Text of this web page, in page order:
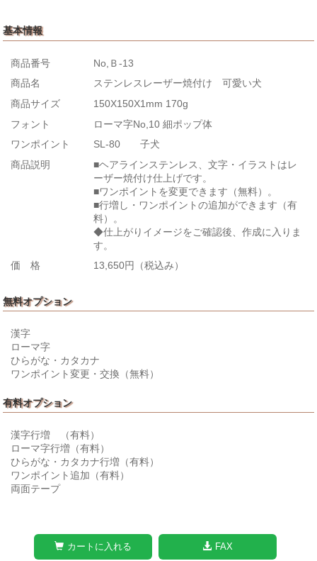
基本情報
商品番号
No,Ｂ-13
商品名
ステンレスレーザー焼付け 可愛い犬
商品サイズ
150X150X1mm 170g
フォント
ローマ字No,10 細ポップ体
ワンポイント
SL-80 子犬
商品説明
■ヘアラインステンレス、文字・イラストはレ
ーザー焼付け仕上げです。
■ワンポイントを変更できます（無料）。
■行増し・ワンポイントの追加ができます（有
料）。
◆仕上がりイメージをご確認後、作成に入りま
す。
価 格
13,650円（税込み）
無料オプション
漢字
ローマ字
ひらがな・カタカナ
ワンポイント変更・交換（無料）
有料オプション
漢字行増 （有料）
ローマ字行増（有料）
ひらがな・カタカナ行増（有料）
ワンポイント追加（有料）
両面テープ
カートに入れる FAX